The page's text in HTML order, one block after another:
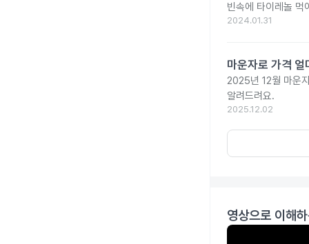
빈속에 타이레놀 먹
2024.01.31
마운자로 가격
2025년 12월 마운
알려드려요.
2025.12.02
영상으로 이해